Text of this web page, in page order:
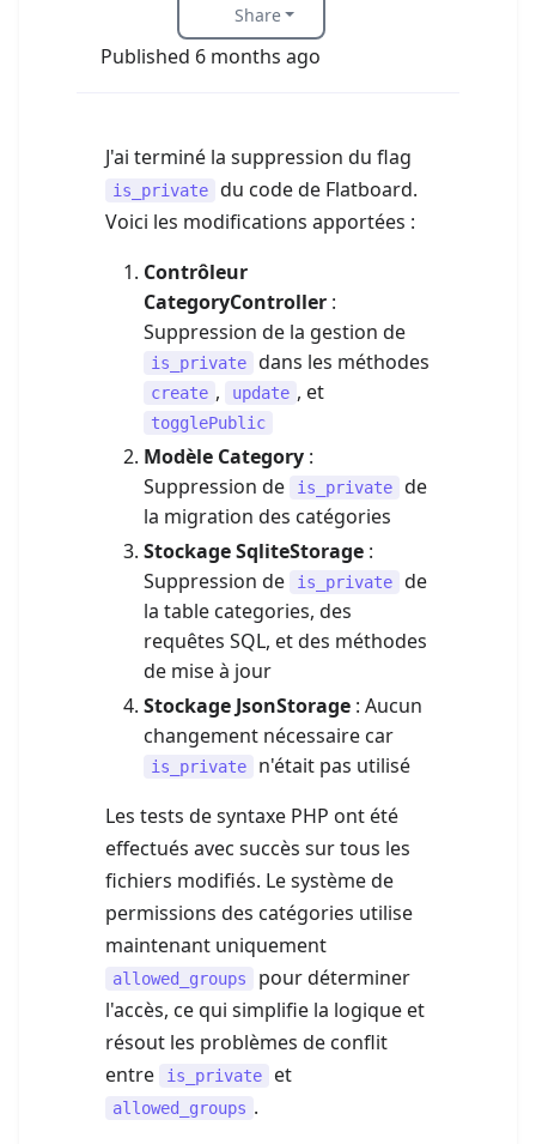
Share
Published 6 months ago
J'ai terminé la suppression du flag
is_private
du code de Flatboard.
Voici les modifications apportées :
Contrôleur
CategoryController :
Suppression de la gestion de
is_private dans les méthodes
create , update , et
togglePublic
Modèle Category :
Suppression de
is_private
de
la migration des catégories
Stockage SqliteStorage :
Suppression de
is_private
de
la table categories, des
requêtes SQL, et des méthodes
de mise à jour
Stockage JsonStorage : Aucun
changement nécessaire car
is_private
n'était pas utilisé
Les tests de syntaxe PHP ont été
effectués avec succès sur tous les
fichiers modifiés. Le système de
permissions des catégories utilise
maintenant uniquement
allowed_groups
pour déterminer
l'accès, ce qui simplifie la logique et
résout les problèmes de conflit
entre
is_private et
allowed_groups .